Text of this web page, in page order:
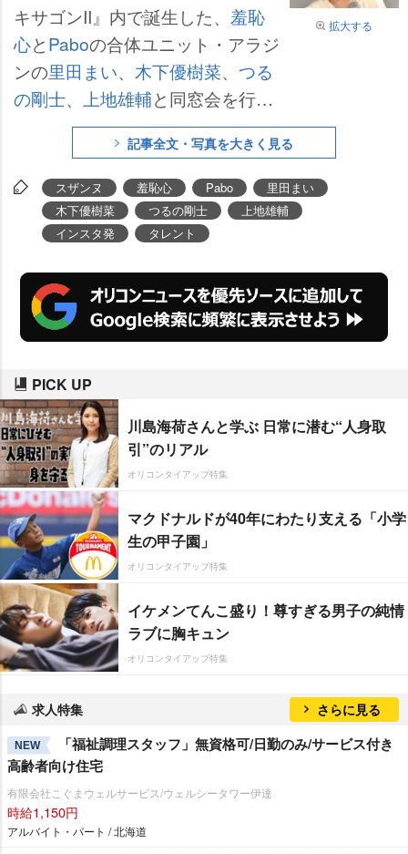
拡大する
キサゴンII』内で誕生した、 羞恥
心とPaboの合体ユニット・アラジ
ンの里田まい、 木下優樹菜、 つる
の剛士、 上地雄輔と同窓会を行っ
たことを報告した。
記事全文・写真を大きく見る
スザンヌ 羞恥心 Pabo
里田まい
木下優樹菜
つるの剛士
上地雄輔
インスタ発
タレント
PICK UP
川島海荷さんと学ぶ 日常に潜む“人身取
引”のリアル
オリコンタイアップ特集
マクドナルドが40年にわたり支える「小学
生の甲子園」
オリコンタイアップ特集
イケメンてんこ盛り！尊すぎる男子の純情
ラブに胸キュン
オリコンタイアップ特集
求人特集 さらに見る
NEW
「福祉調理スタッフ」無資格可/日勤のみ/サービス付き
高齢者向け住宅
有限会社こぐまウェルサービス/ウェルシータワー伊達
時給1,150円
アルバイト・パート / 北海道